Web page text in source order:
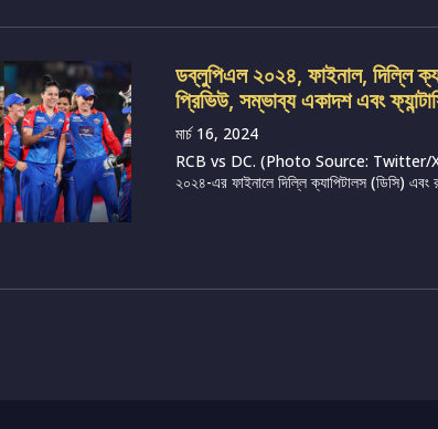
ডব্লুপিএল ২০২৪, ফাইনাল, দিল্লি
প্রিভিউ, সম্ভাব্য একাদশ এবং
মার্চ 16, 2024
RCB vs DC. (Photo Source: Twitter/X) ১৭ই
২০২৪-এর ফাইনালে দিল্লি ক্যাপিটালস (ডিসি) এবং